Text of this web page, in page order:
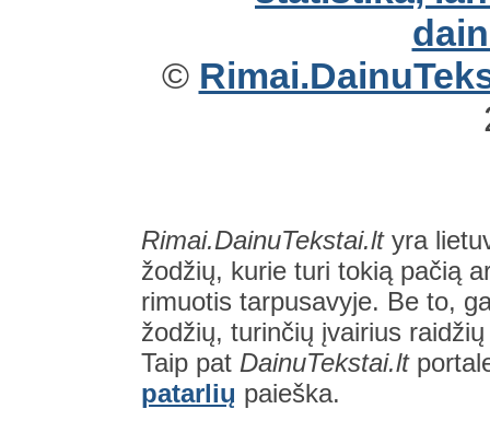
©
Rimai.DainuTekstai.ltyra
žodžių, kurie turi tokią pačią
rimuotis tarpusavyje. Be to,
žodžių, turinčių įvairius
Taip pat DainuTekstai.lt
patarlių paieška.